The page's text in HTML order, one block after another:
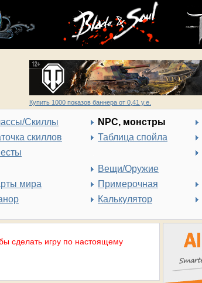
Купить 1000 показов баннера от 0,41 у.е.
Скиллы
скиллов
мира
NPC, монстры
Таблица спойла
Вещи/Оружие
Примерочная
Калькулятор
сделать игру по настоящему